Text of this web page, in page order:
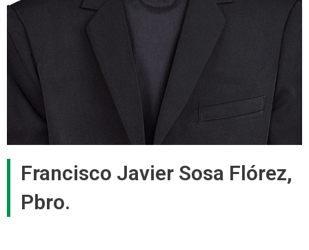
Francisco Javier Sosa Flórez,
Pbro.